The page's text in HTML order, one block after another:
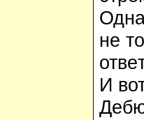
нe
отвe
И
Дe